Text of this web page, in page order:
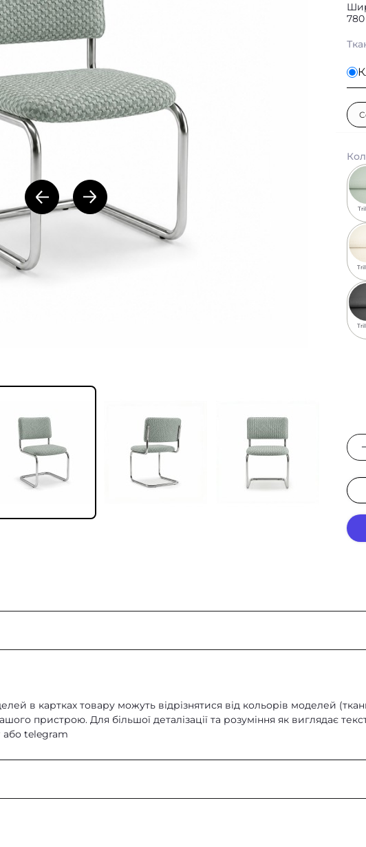
Ширина 480 мм / Глибина
в картках товару можуть відрізнятися від кольорів моделей
пристрою. Для більшої деталізації та розуміння як виглядає
або telegram